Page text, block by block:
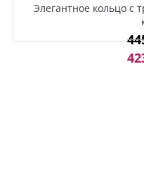
Элегантное кольцо с